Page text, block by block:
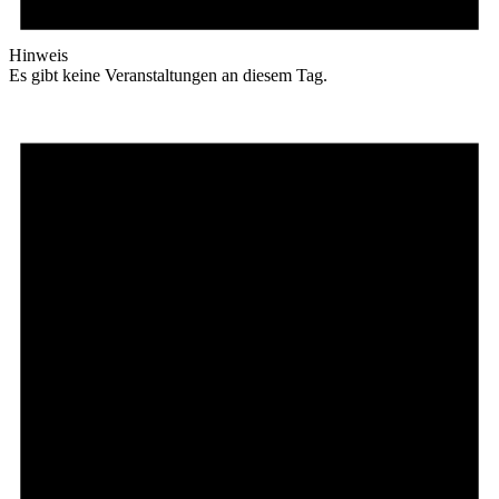
Hinweis
Es gibt keine Veranstaltungen an diesem Tag.